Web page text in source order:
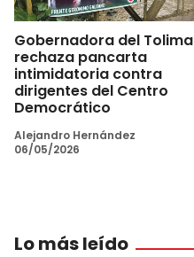
Gobernadora del Tolima
rechaza pancarta
intimidatoria contra
dirigentes del Centro
Democrático
Alejandro Hernández
06/05/2026
Lo más leído